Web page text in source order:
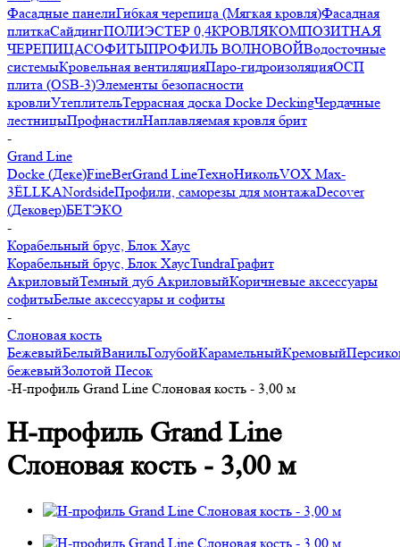
Фасадные панелиГибкая черепица (Мягкая кровля)Фасадная
плиткаСайдингПОЛИЭСТЕР 0,4КРОВЛЯКОМПОЗИТНАЯ
ЧЕРЕПИЦАСОФИТЫПРОФИЛЬ ВОЛНОВОЙВодосточные
системыКровельная вентиляцияПаро-гидроизоляцияОСП
плита (OSB-3)Элементы безопасности
кровлиУтеплительТеррасная доска Docke DeckingЧердачные
лестницыПрофнастилНаплавляемая кровля брит
-
Grand Line
Docke (Деке)FineBerGrand LineТехноНикольVOX Max-
3ЁLLKANordsideПрофили, саморезы для монтажаDecover
(Дековер)БЕТЭКО
-
Корабельный брус, Блок Хаус
Корабельный брус, Блок ХаусTundraГрафит
АкриловыйТемный дуб АкриловыйКоричневые аксессуары
софитыБелые аксессуары и софиты
-
Слоновая кость
БежевыйБелыйВанильГолубойКарамельныйКремовый
бежевыйЗолотой Песок
-H-профиль Grand Line Слоновая кость - 3,00 м
H-профиль Grand Line
Слоновая кость - 3,00 м